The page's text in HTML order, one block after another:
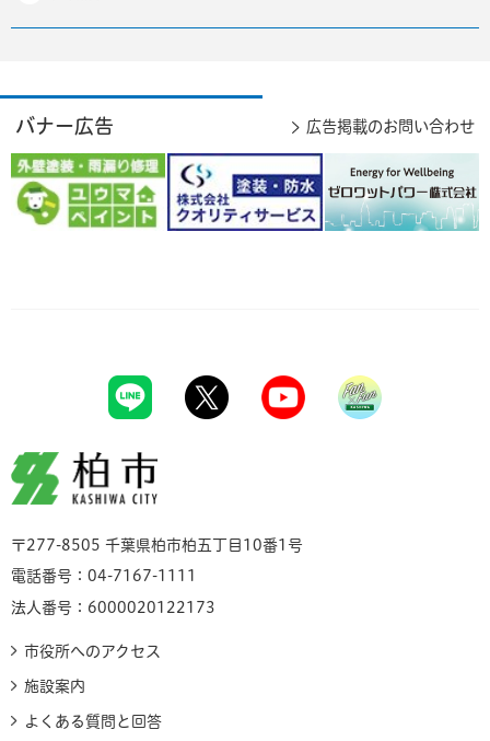
バナー広告 広告掲載のお問い合わせ
柏市
〒277-8505 千葉県柏市柏五丁目10番1号
電話番号：04-7167-1111
法人番号：6000020122173
市役所へのアクセス
施設案内
よくある質問と回答